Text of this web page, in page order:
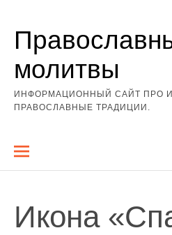
содержимому
молитвы
ИНФОРМАЦИОННЫЙ САЙТ ПРО
ПРАВОСЛАВНЫЕ ТРАДИЦИИ.
Икона